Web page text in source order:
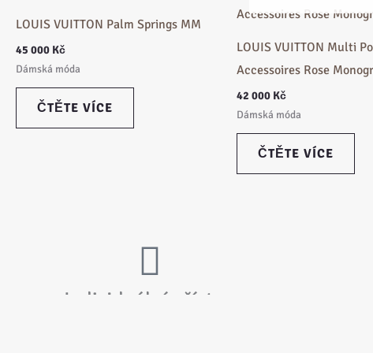
LOUIS VUITTON Palm Springs MM
45 000 Kč
Dámská móda
ČTĚTE VÍCE
LOUIS VUITTON Multi
Accessoires Rose
42 000 Kč
Dámská móda
ČTĚTE VÍCE
Individuální přístup